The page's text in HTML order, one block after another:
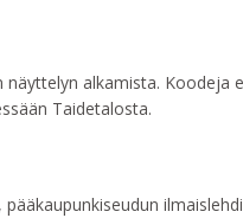
alkamista. Koodeja
Taidetalosta.